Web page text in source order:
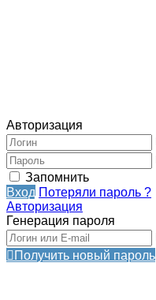
Авторизация
Запомнить
Вход Потеряли пароль ?
Авторизация
Генерация пароля
Получить новый пароль